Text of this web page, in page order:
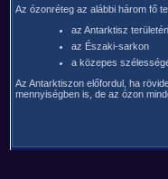
Az ózonréteg az alábbi három fő
az Antarktisz
az Északi-sarkon
a közepes
Az Antarktiszon előfordul, ha
mennyiségben is, de az ózon